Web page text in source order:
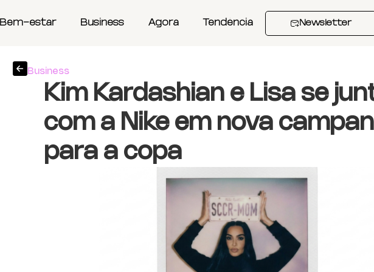
Bem-estar Business Agora Tendência Newsletter
Business
Kim Kardashian e Lisa se
com a Nike em nova
para a copa